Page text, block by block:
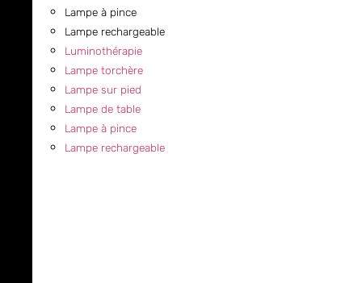
Lampe à pince
Lampe rechargeable
Luminothérapie
Lampe torchère
Lampe sur pied
Lampe de table
Lampe à pince
Lampe rechargeable